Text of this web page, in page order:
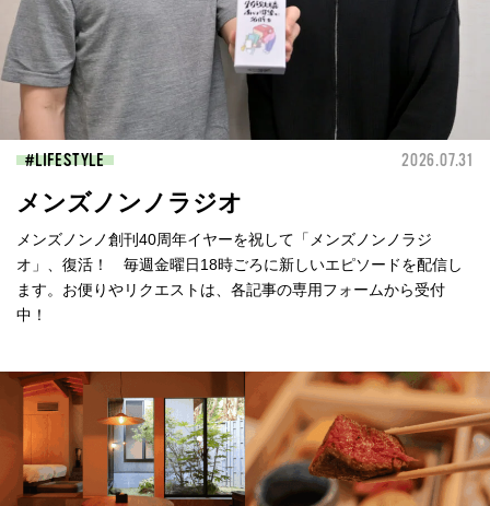
LIFESTYLE 2026.07.31
メンズノンノラジオ
メンズノンノ創刊40周年イヤーを祝して「メンズノンノラジ
オ」、復活！ 毎週金曜日18時ごろに新しいエピソードを配信し
ます。お便りやリクエストは、各記事の専用フォームから受付
中！